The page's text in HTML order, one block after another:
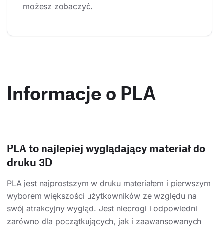
możesz zobaczyć.
Informacje o PLA
PLA to najlepiej wyglądający materiał do
druku 3D
PLA jest najprostszym w druku materiałem i pierwszym
wyborem większości użytkowników ze względu na
swój atrakcyjny wygląd. Jest niedrogi i odpowiedni
zarówno dla początkujących, jak i zaawansowanych